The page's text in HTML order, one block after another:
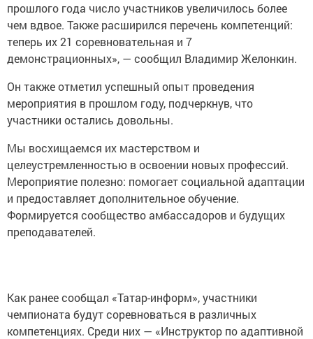
прошлого года число участников увеличилось более
чем вдвое. Также расширился перечень компетенций:
теперь их 21 соревновательная и 7
демонстрационных», — сообщил Владимир Желонкин.
Он также отметил успешный опыт проведения
мероприятия в прошлом году, подчеркнув, что
участники остались довольны.
Мы восхищаемся их мастерством и
целеустремленностью в освоении новых профессий.
Мероприятие полезно: помогает социальной адаптации
и предоставляет дополнительное обучение.
Формируется сообщество амбассадоров и будущих
преподавателей.
Как ранее сообщал «Татар-информ», участники
чемпионата будут соревноваться в различных
компетенциях. Среди них — «Инструктор по адаптивной